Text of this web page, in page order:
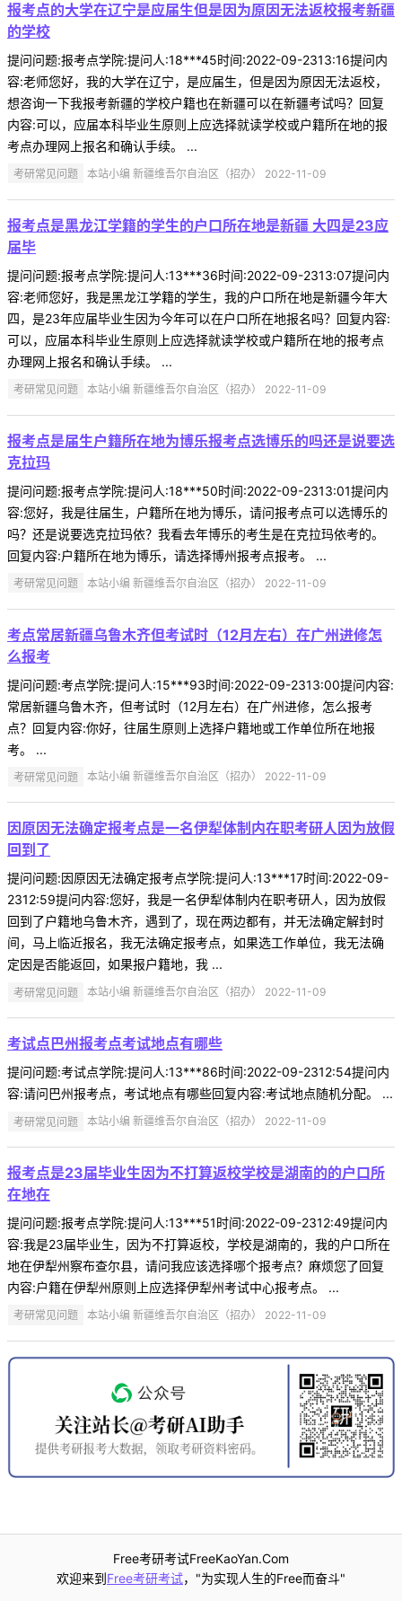
报考点的大学在辽宁是应届生但是因为原因无法返校报考新疆
的学校
提问问题:报考点学院:提问人:18***45时间:2022-09-2313:16提问内
容:老师您好，我的大学在辽宁，是应届生，但是因为原因无法返校，
想咨询一下我报考新疆的学校户籍也在新疆可以在新疆考试吗？回复
内容:可以，应届本科毕业生原则上应选择就读学校或户籍所在地的报
考点办理网上报名和确认手续。 ...
考研常见问题 本站小编 新疆维吾尔自治区（招办） 2022-11-09
报考点是黑龙江学籍的学生的户口所在地是新疆 大四是23应
届毕
提问问题:报考点学院:提问人:13***36时间:2022-09-2313:07提问内
容:老师您好，我是黑龙江学籍的学生，我的户口所在地是新疆今年大
四，是23年应届毕业生因为今年可以在户口所在地报名吗？回复内容:
可以，应届本科毕业生原则上应选择就读学校或户籍所在地的报考点
办理网上报名和确认手续。 ...
考研常见问题 本站小编 新疆维吾尔自治区（招办） 2022-11-09
报考点是届生户籍所在地为博乐报考点选博乐的吗还是说要选
克拉玛
提问问题:报考点学院:提问人:18***50时间:2022-09-2313:01提问内
容:您好，我是往届生，户籍所在地为博乐，请问报考点可以选博乐的
吗？还是说要选克拉玛依？我看去年博乐的考生是在克拉玛依考的。
回复内容:户籍所在地为博乐，请选择博州报考点报考。 ...
考研常见问题 本站小编 新疆维吾尔自治区（招办） 2022-11-09
考点常居新疆乌鲁木齐但考试时（12月左右）在广州进修怎
么报考
提问问题:考点学院:提问人:15***93时间:2022-09-2313:00提问内容:
常居新疆乌鲁木齐，但考试时（12月左右）在广州进修，怎么报考
点？回复内容:你好，往届生原则上选择户籍地或工作单位所在地报
考。 ...
考研常见问题 本站小编 新疆维吾尔自治区（招办） 2022-11-09
因原因无法确定报考点是一名伊犁体制内在职考研人因为放假
回到了
提问问题:因原因无法确定报考点学院:提问人:13***17时间:2022-09-
2312:59提问内容:您好，我是一名伊犁体制内在职考研人，因为放假
回到了户籍地乌鲁木齐，遇到了，现在两边都有，并无法确定解封时
间，马上临近报名，我无法确定报考点，如果选工作单位，我无法确
定因是否能返回，如果报户籍地，我 ...
考研常见问题 本站小编 新疆维吾尔自治区（招办） 2022-11-09
考试点巴州报考点考试地点有哪些
提问问题:考试点学院:提问人:13***86时间:2022-09-2312:54提问内
容:请问巴州报考点，考试地点有哪些回复内容:考试地点随机分配。 ...
考研常见问题 本站小编 新疆维吾尔自治区（招办） 2022-11-09
报考点是23届毕业生因为不打算返校学校是湖南的的户口所
在地在
提问问题:报考点学院:提问人:13***51时间:2022-09-2312:49提问内
容:我是23届毕业生，因为不打算返校，学校是湖南的，我的户口所在
地在伊犁州察布查尔县，请问我应该选择哪个报考点？麻烦您了回复
内容:户籍在伊犁州原则上应选择伊犁州考试中心报考点。 ...
考研常见问题 本站小编 新疆维吾尔自治区（招办） 2022-11-09
Free考研考试FreeKaoYan.Com
欢迎来到Free考研考试，"为实现人生的Free而奋斗"